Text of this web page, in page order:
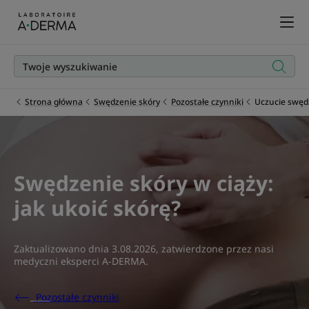
Strona główna Swędzenie skóry Pozostałe czynniki Uczucie
Swędzenie skóry w ciąży:
jak ukoić skórę?
Zaktualizowano dnia 3.08.2026, zatwierdzone przez nasi
medyczni eksperci A-DERMA.
Pozostałe czynniki